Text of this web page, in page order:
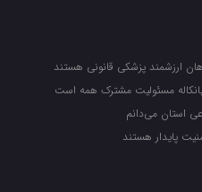
ارزشمند پزشکی قانونی هستند
مسئولیت مشترک همه است
استان می‌دانم
پایدار هستند